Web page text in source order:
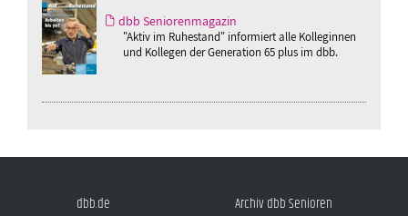
dbb Seniorenmagazin
"Aktiv im Ruhestand" informiert alle Kolleginnen
und Kollegen der Generation 65 plus im dbb.
dbb.de Archiv dbb Senioren